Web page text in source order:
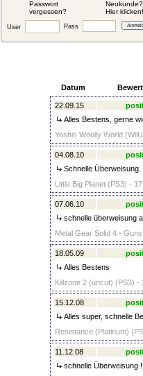
Passwort
vergessen?
Neukunde?
Hier klicken!
User Pass
Datum
22.09.15
Alles Bestens, gerne
Yoshis Woolly World
04.08.10
Schnelle Überweisung.
Little Big Planet (PS3) -
07.06.10
schnelle überweisung
Metal Gear Solid 4 -
18.05.09
Alles Bestens
Killzone 2 (uncut) (PS3) -
15.12.08
Alles super, schnelle
Resistance (Platinum)
11.12.08
schnelle Überweisung